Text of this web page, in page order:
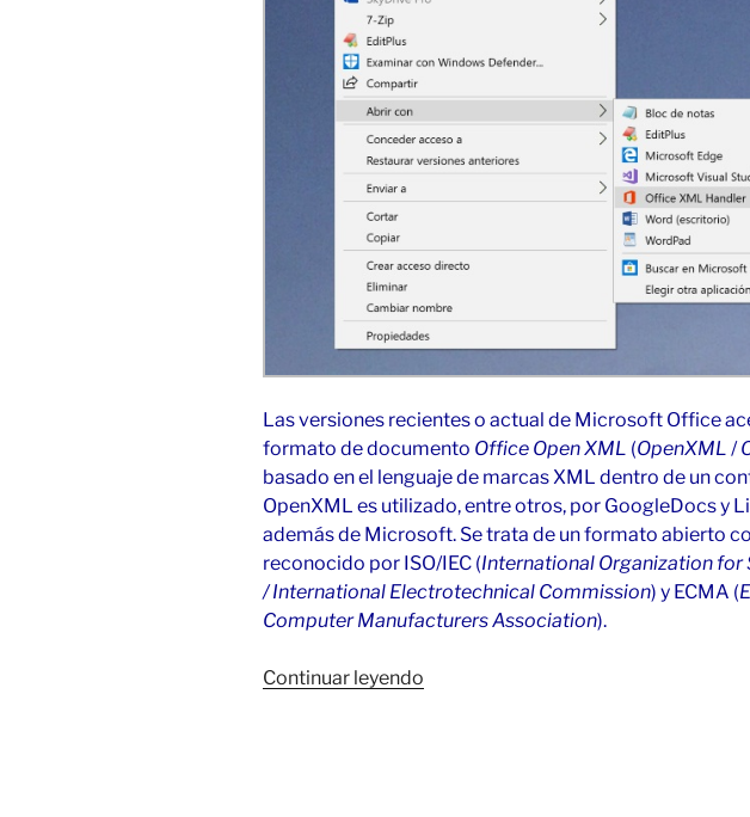
Las versiones recientes o actual de Microsoft Office
formato de documento Office Open XML (OpenXML /
basado en el lenguaje de marcas XML dentro de un
OpenXML es utilizado, entre otros, por GoogleDocs y
además de Microsoft. Se trata de un formato abierto
reconocido por ISO/IEC (International Organization for
/ International Electrotechnical Commission) y ECMA (
Computer Manufacturers Association).
Continuar leyendo